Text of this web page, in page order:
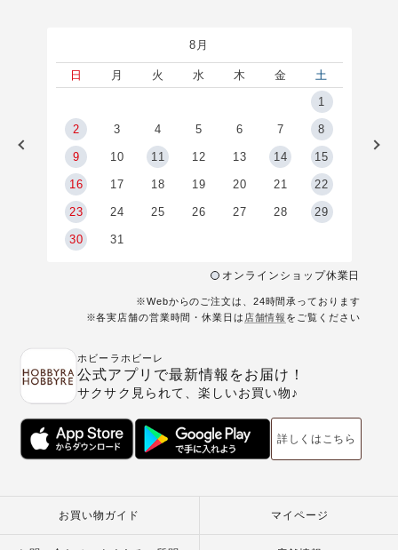
8月
日 月 火 水 木 金
土
1
2 3 4 5 6 7 8
9 10 11 12 13 14 15
16 17 18 19 20 21 22
23 24 25 26 27 28 29
30 31
オンラインショップ休業日
※Webからのご注文は、24時間承っております
※各実店舗の営業時間・休業日は 店舗情報 をご覧ください
ホビーラホビーレ
公式アプリで最新情報をお届け！
サクサク見られて、楽しいお買い物♪
詳しくはこちら
お買い物ガイド マイページ